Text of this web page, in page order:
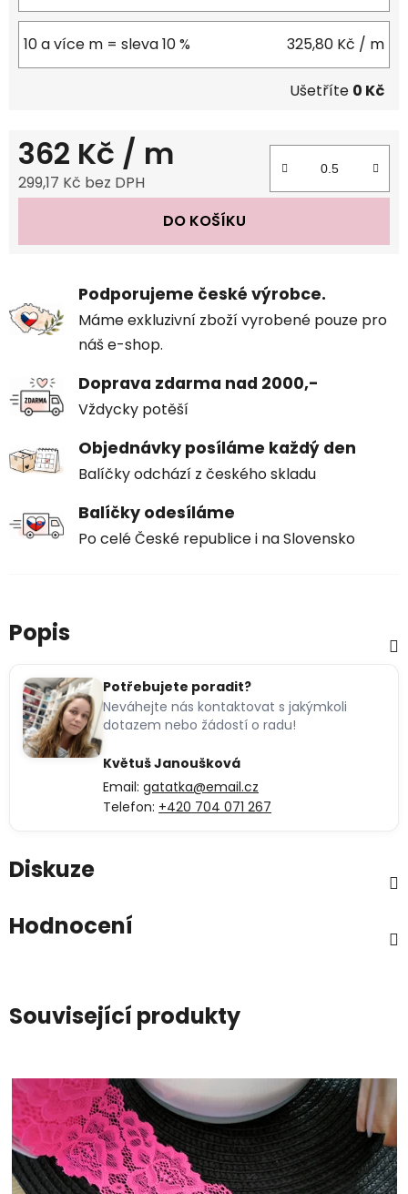
10 a více m = sleva 10 % 325,80 Kč / m
Ušetříte 0 Kč
362 Kč / m
299,17 Kč bez DPH
DO KOŠÍKU
Podporujeme české výrobce.
Máme exkluzivní zboží vyrobené pouze pro
náš e-shop.
Doprava zdarma nad 2000,-
Vždycky potěší
Objednávky posíláme každý den
Balíčky odchází z českého skladu
Balíčky odesíláme
Po celé České republice i na Slovensko
Popis
Potřebujete poradit?
Neváhejte nás kontaktovat s jakýmkoli
dotazem nebo žádostí o radu!
Květuš Janoušková
Email: gatatka@email.cz
Telefon: +420 704 071 267
Diskuze
Hodnocení
Související produkty